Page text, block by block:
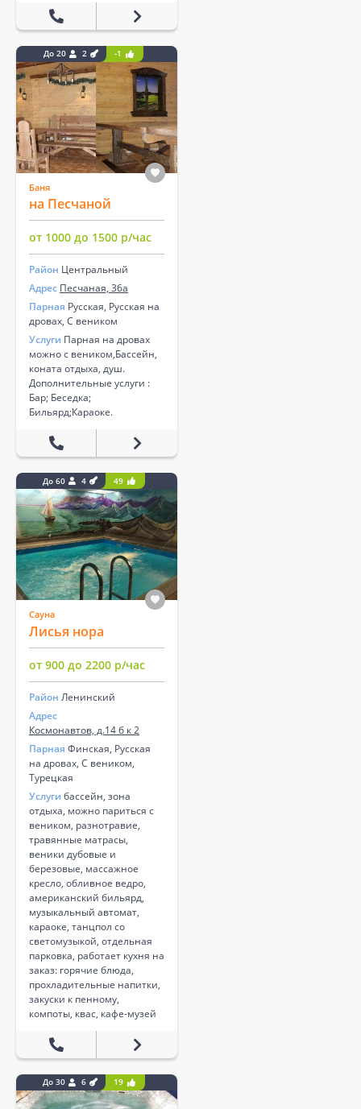
До 20 2 -1
Баня
на Песчаной
от 1000 до 1500 р/час
Район Центральный
Адрес Песчаная, 36а
Парная Русская, Русская на
дровах, С веником
Услуги Парная на дровах
можно с веником,Бассейн,
коната отдыха, душ.
Дополнительные услуги :
Бар; Беседка;
Бильярд;Караоке.
До 60 4 49
Сауна
Лисья нора
от 900 до 2200 р/час
Район Ленинский
Адрес
Космонавтов, д.14 б к 2
Парная Финская, Русская
на дровах, С веником,
Турецкая
Услуги бассейн, зона
отдыха, можно париться с
веником, разнотравие,
травянные матрасы,
веники дубовые и
березовые, массажное
кресло, обливное ведро,
американский бильярд,
музыкальный автомат,
караоке, танцпол со
светомузыкой, отдельная
парковка, работает кухня на
заказ: горячие блюда,
прохладительные напитки,
закуски к пенному,
компоты, квас, кафе-музей
До 30 6 19